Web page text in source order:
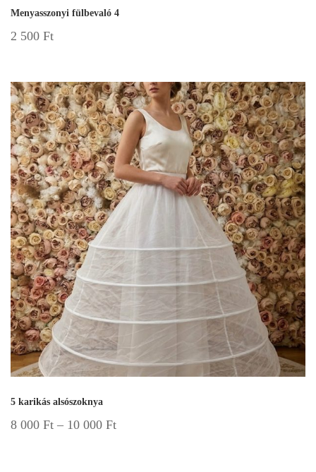
Menyasszonyi fülbevaló 4
2 500 Ft
5 karikás alsószoknya
8 000 Ft – 10 000 Ft